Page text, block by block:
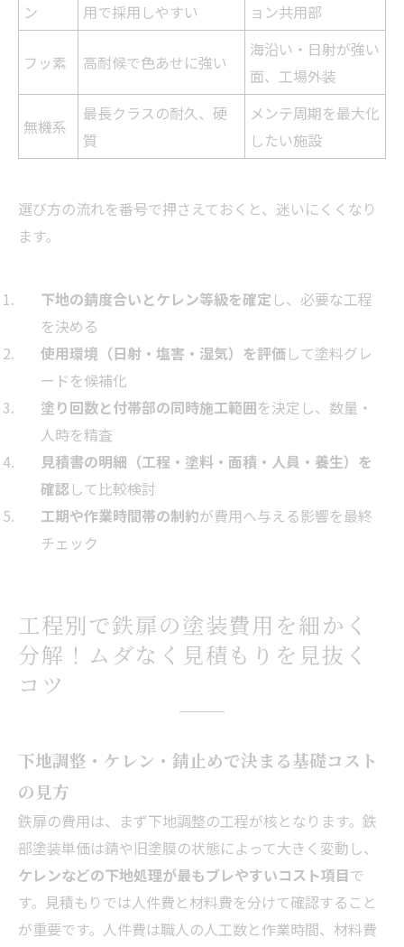
ン
用で採用しやすい
ョン共用部
フッ素 高耐候で色あせに強い
海沿い・日射が強い
面、工場外装
無機系
最長クラスの耐久、硬
質
メンテ周期を最大化
したい施設
選び方の流れを番号で押さえておくと、迷いにくくなり
ます。
下地の錆度合いとケレン等級を確定 し、必要な工程
を決める
使用環境（日射・塩害・湿気）を評価して塗料グレ
ードを候補化
塗り回数と付帯部の同時施工範囲を決定し、数量・
人時を精査
見積書の明細（工程・塗料・面積・人員・養生）を
確認して比較検討
工期や作業時間帯の制約が費用へ与える影響を最終
チェック
工程別で鉄扉の塗装費用を細かく
分解！ムダなく見積もりを見抜く
コツ
下地調整・ケレン・錆止めで決まる基礎コスト
の見方
鉄扉の費用は、まず下地調整の工程が核となります。鉄
部塗装単価は錆や旧塗膜の状態によって大きく変動し、
ケレンなどの下地処理が最もブレやすいコスト項目で
す。見積もりでは人件費と材料費を分けて確認すること
が重要です。人件費は職人の人工数と作業時間、材料費